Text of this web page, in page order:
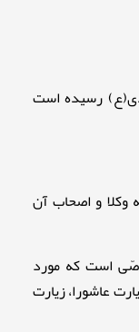
رسیده است
وکلا و اصحاب آن
است که مورد
عاشورا، زیارت